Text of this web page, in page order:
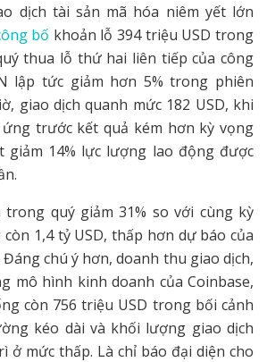
dịch tài sản mã hóa niêm yết lớn
bố khoản lỗ 394 triệu USD trong
thua lỗ thứ hai liên tiếp của công
lập tức giảm hơn 5% trong phiên
giao dịch quanh mức 182 USD, khi
trước kết quả kém hơn kỳ vọng
giảm 14% lực lượng lao động được
quý giảm 31% so với cùng kỳ
1,4 tỷ USD, thấp hơn dự báo của
Đáng chú ý hơn, doanh thu giao dịch,
mô hình kinh doanh của Coinbase,
còn 756 triệu USD trong bối cảnh
kéo dài và khối lượng giao dịch
ở mức thấp. Là chỉ báo đại diện cho